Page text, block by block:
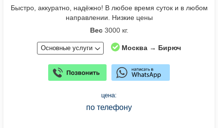
Быстро, аккуратно, надёжно! В любое время суток и в любом
направлении. Низкие цены
Вес3000 кг.
Основные услуги Москва → Бирюч
цена:
по телефону